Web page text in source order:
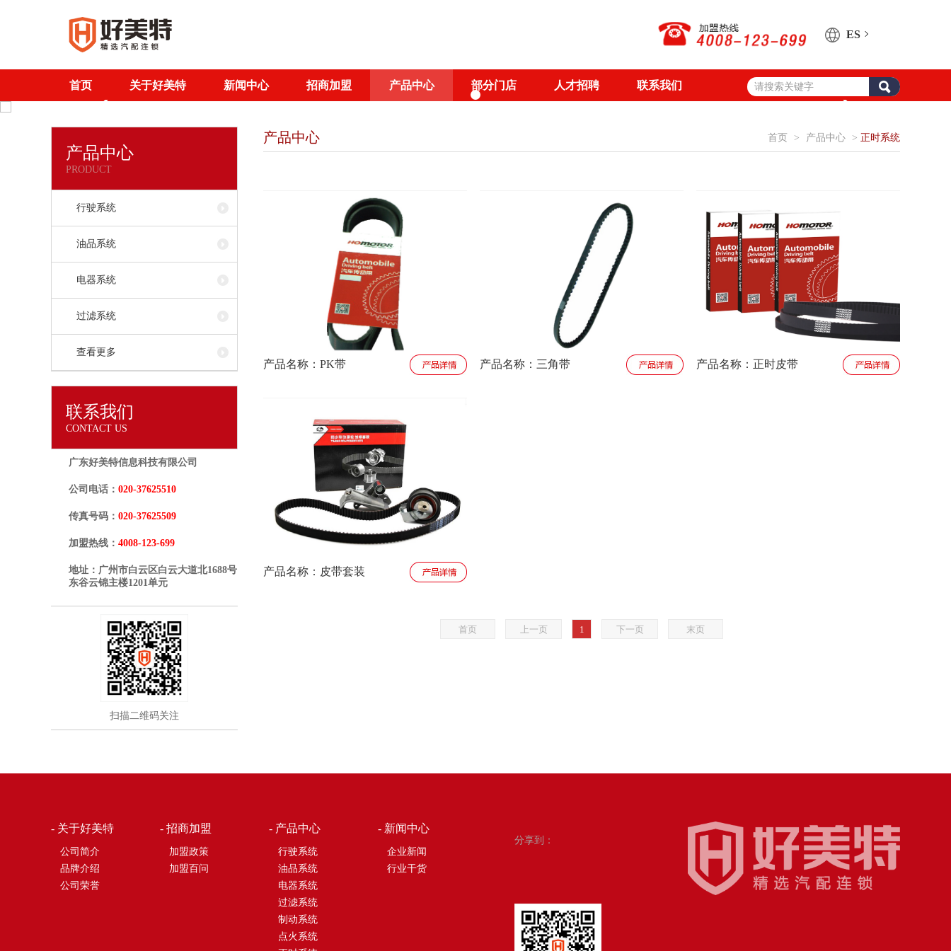
ES
首页 关于好美特 新闻中心 招商加盟 产品中心 部分门店 人才招聘 联系我们
产品中心
PRODUCT
行驶系统
油品系统
电器系统
过滤系统
查看更多
联系我们
CONTACT US
广东好美特信息科技有限公司
公司电话： 020-37625510
传真号码： 020-37625509
加盟热线： 4008-123-699
地址：广州市白云区白云大道北1688号
东谷云锦主楼1201单元
扫描二维码关注
首页 > 产品中心 > 正时系统
产品中心
产品名称：PK带 产品名称：三角带 产品名称：正时皮带
产品名称：皮带套装
首页 上一页 1 下一页 末页
- 关于好美特
公司简介
品牌介绍
公司荣誉
- 招商加盟
加盟政策
加盟百问
- 产品中心
行驶系统
油品系统
电器系统
过滤系统
制动系统
点火系统
- 新闻中心
企业新闻
行业干货
分享到：